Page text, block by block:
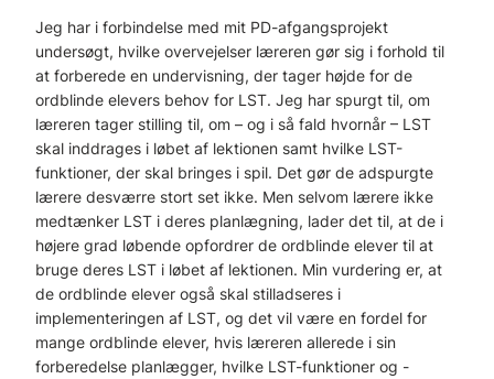
Jeg har i forbindelse med mit PD-afgangsprojekt
undersøgt, hvilke overvejelser læreren gør sig i forhold til
at forberede en undervisning, der tager højde for de
ordblinde elevers behov for LST. Jeg har spurgt til, om
læreren tager stilling til, om – og i så fald hvornår – LST
skal inddrages i løbet af lektionen samt hvilke LST-
funktioner, der skal bringes i spil. Det gør de adspurgte
lærere desværre stort set ikke. Men selvom lærere ikke
medtænker LST i deres planlægning, lader det til, at de i
højere grad løbende opfordrer de ordblinde elever til at
bruge deres LST i løbet af lektionen. Min vurdering er, at
de ordblinde elever også skal stilladseres i
implementeringen af LST, og det vil være en fordel for
mange ordblinde elever, hvis læreren allerede i sin
forberedelse planlægger, hvilke LST-funktioner og -